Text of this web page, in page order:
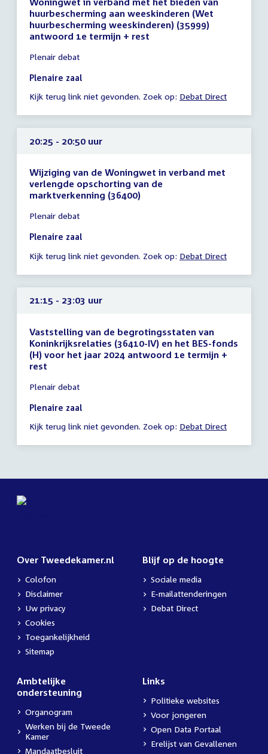
huurbescherming aan weeskinderen (Wet
huurbescherming weeskinderen) (35999)
antwoord 1e termijn + rest
vergadering
19:20
20:20
Plenair debat
Plenaire zaal
Kijk terug link niet gevonden. Zoek op: Debat Direct
20:25 - 20:50 uur
Wijziging van de Woningwet in verband met
verlengde opschorting van de
marktverkenning (36400)
vergadering
20:25
20:50
Plenair debat
Plenaire zaal
Kijk terug link niet gevonden. Zoek op: Debat Direct
21:15 - 23:03 uur
Vaststelling van de begrotingsstaten van
Koninkrijksrelaties (36410-IV) en het BES-fonds
(H) voor het jaar 2024 antwoord 1e termijn +
rest
vergadering
21:15
23:03
Plenair debat
Plenaire zaal
Kijk terug link niet gevonden. Zoek op: Debat Direct
Over Tweedekamer.nl
Colofon
Disclaimer
Uw privacy
Cookies
Toegankelijkheid
Sitemap
Blijf op de hoogte
Sociale media
E-mailattenderingen
Debat Direct
Ambtelijke
ondersteuning
Organogram
Werken bij de Tweede
Kamer
Mandaatbesluit
Links
Politieke websites
Voor jongeren
Open Data Portaal
Erelijst van Gevallenen